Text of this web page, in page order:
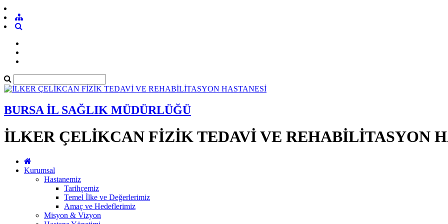
BURSA İL SAĞLIK MÜDÜRLÜĞÜ
İLKER ÇELİKCAN FİZİK TEDAVİ VE REHABİLİTASYON
Kurumsal
Hastanemiz
Tarihçemiz
Temel İlke ve Değerlerimiz
Amaç ve Hedeflerimiz
Misyon & Vizyon